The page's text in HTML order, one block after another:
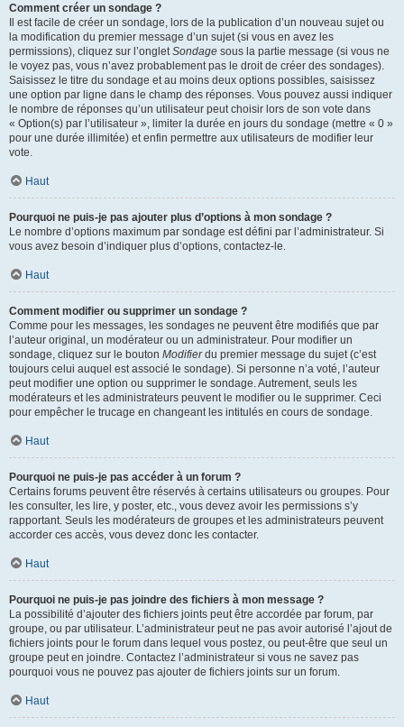
Comment créer un sondage ?
Il est facile de créer un sondage, lors de la publication d’un nouveau sujet ou
la modification du premier message d’un sujet (si vous en avez les
permissions), cliquez sur l’ongletSondage sous la partie message (si vous ne
le voyez pas, vous n’avez probablement pas le droit de créer des sondages).
Saisissez le titre du sondage et au moins deux options possibles, saisissez
une option par ligne dans le champ des réponses. Vous pouvez aussi indiquer
le nombre de réponses qu’un utilisateur peut choisir lors de son vote dans
« Option(s) par l’utilisateur », limiter la durée en jours du sondage (mettre « 0 »
pour une durée illimitée) et enfin permettre aux utilisateurs de modifier leur
vote.
Haut
Pourquoi ne puis-je pas ajouter plus d’options à mon sondage ?
Le nombre d’options maximum par sondage est défini par l’administrateur. Si
vous avez besoin d’indiquer plus d’options, contactez-le.
Haut
Comment modifier ou supprimer un sondage ?
Comme pour les messages, les sondages ne peuvent être modifiés que par
l’auteur original, un modérateur ou un administrateur. Pour modifier un
sondage, cliquez sur le bouton Modifierdu premier message du sujet (c’est
toujours celui auquel est associé le sondage). Si personne n’a voté, l’auteur
peut modifier une option ou supprimer le sondage. Autrement, seuls les
modérateurs et les administrateurs peuvent le modifier ou le supprimer. Ceci
pour empêcher le trucage en changeant les intitulés en cours de sondage.
Haut
Pourquoi ne puis-je pas accéder à un forum ?
Certains forums peuvent être réservés à certains utilisateurs ou groupes. Pour
les consulter, les lire, y poster, etc., vous devez avoir les permissions s’y
rapportant. Seuls les modérateurs de groupes et les administrateurs peuvent
accorder ces accès, vous devez donc les contacter.
Haut
Pourquoi ne puis-je pas joindre des fichiers à mon message ?
La possibilité d’ajouter des fichiers joints peut être accordée par forum, par
groupe, ou par utilisateur. L’administrateur peut ne pas avoir autorisé l’ajout de
fichiers joints pour le forum dans lequel vous postez, ou peut-être que seul un
groupe peut en joindre. Contactez l’administrateur si vous ne savez pas
pourquoi vous ne pouvez pas ajouter de fichiers joints sur un forum.
Haut